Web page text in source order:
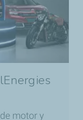
motor y